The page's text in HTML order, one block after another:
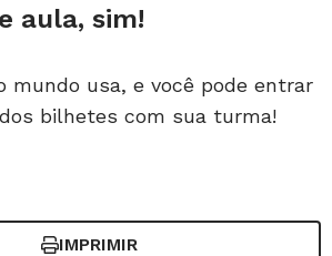
aula, sim!
mundo usa, e você pode entrar
bilhetes com sua turma!
IMPRIMIR